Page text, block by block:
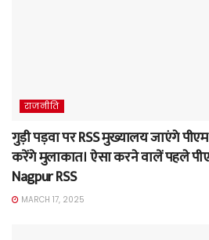
राजनीति
गुड़ी पड़वा पर RSS मुख्यालय जाएंगे
करेंगे मुलाकात। ऐसा करने वालें पहले
Nagpur RSS
MARCH 17, 2025